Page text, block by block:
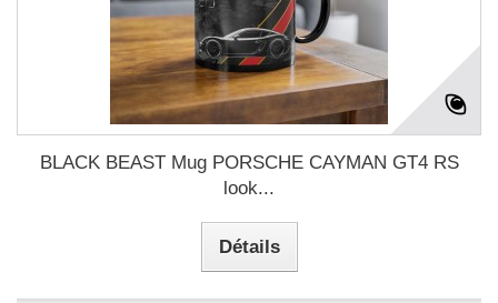
BLACK BEAST Mug PORSCHE CAYMAN GT4 RS
look...
Détails